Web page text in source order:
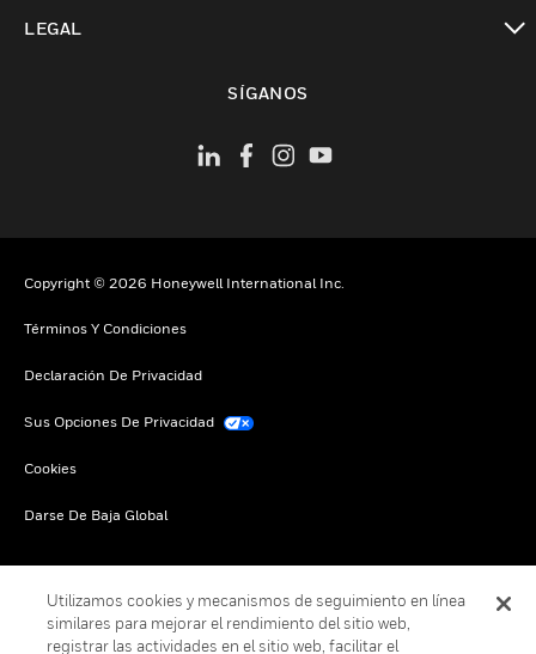
LEGAL
SÍGANOS
Copyright © 2026 Honeywell International Inc.
Términos Y Condiciones
Declaración De Privacidad
Sus Opciones De Privacidad
Cookies
Darse De Baja Global
Utilizamos cookies y mecanismos de seguimiento en línea
similares para mejorar el rendimiento del sitio web,
registrar las actividades en el sitio web, facilitar el